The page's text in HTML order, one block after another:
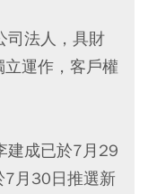
司法人，具財
運作，客戶權
建成已於7月29
7月30日推選新